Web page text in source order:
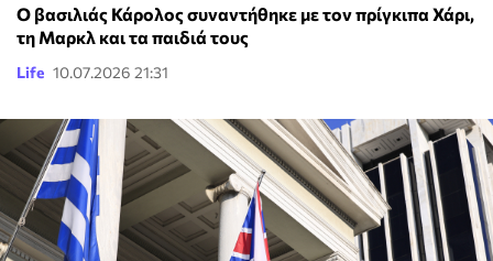
Ο βασιλιάς Κάρολος συναντήθηκε με τον πρίγκιπα Χάρι,
τη Μαρκλ και τα παιδιά τους
Life 10.07.2026 21:31